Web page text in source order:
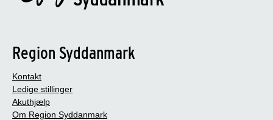
Region Syddanmark
Kontakt
Ledige stillinger
Akuthjælp
Om Region Syddanmark